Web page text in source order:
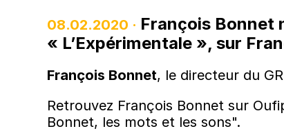
08.02.2020 · François Bonnet
« L’Expérimentale », sur
François Bonnet, le directeur du
Retrouvez François Bonnet sur
Bonnet, les mots et les sons".